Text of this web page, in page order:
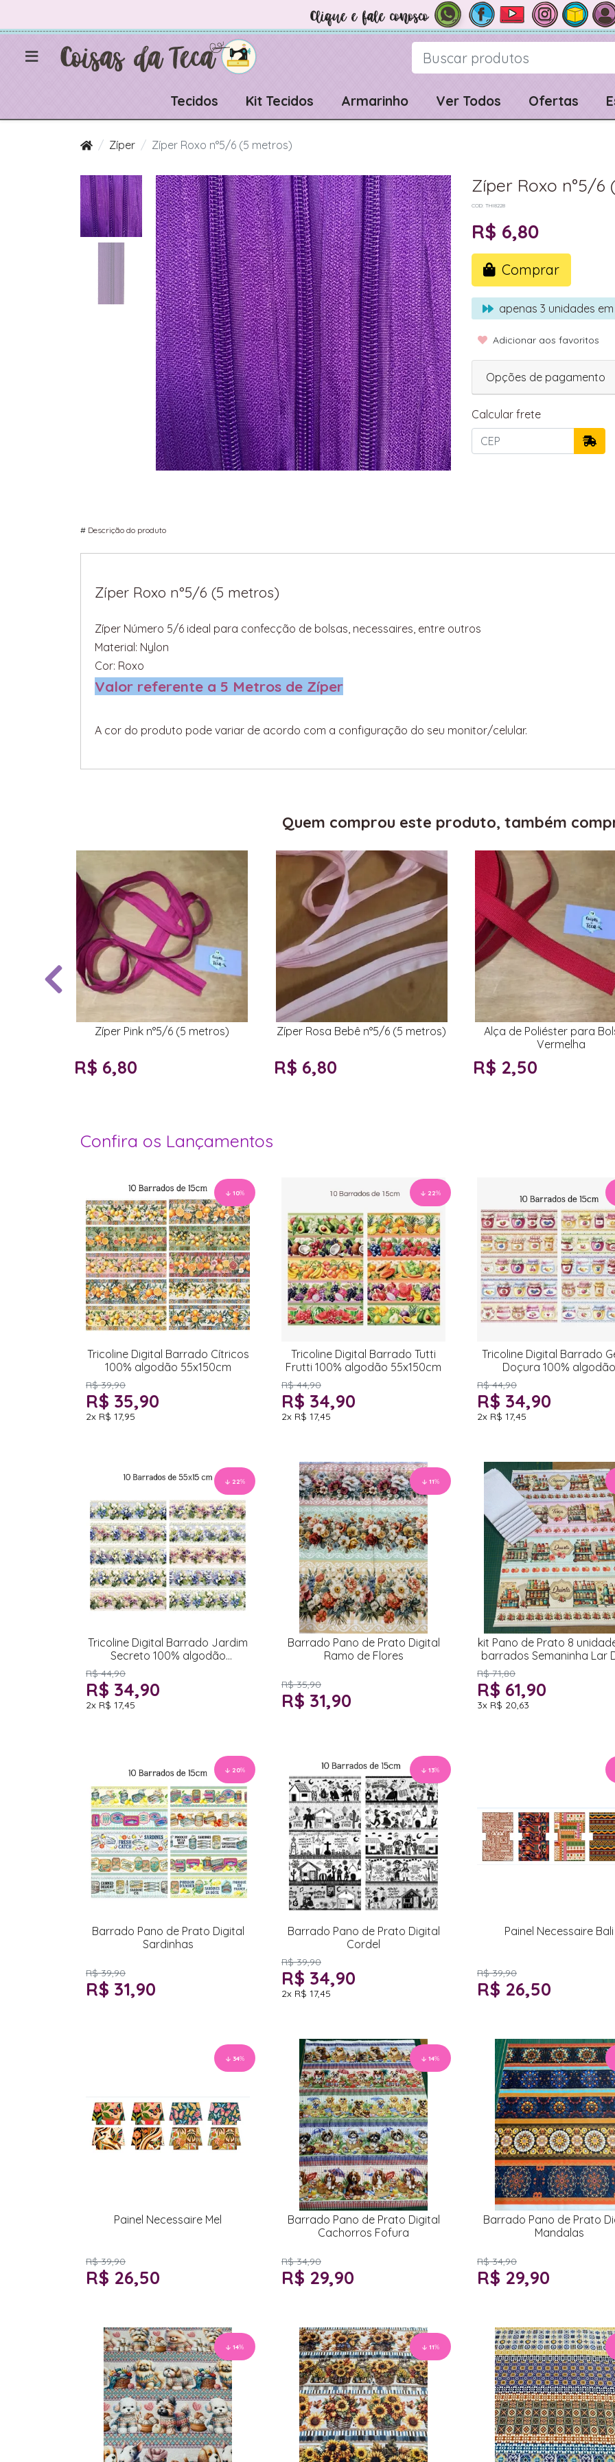
Tecidos Kit Tecidos Armarinho Ver Todos Ofertas
Zíper Zíper Roxo n°5/6 (5 metros)
Zíper Roxo n°5/6
COD: THI8228
R$ 6,80
Comprar
apenas 3 unidades
Adicionar aos favoritos
Opções de pagamento
Calcular frete
# Descrição do produto
Zíper Roxo n°5/6 (5 metros)
Zíper Número 5/6 ideal para confecção de bolsas, necessaires, entre outros
Material: Nylon
Cor: Roxo
Valor referente a 5 Metros de Zíper
A cor do produto pode variar de acordo com a configuração do seu monitor/celular.
Quem comprou este produto, também
Zíper Pink n°5/6 (5 metros)
R$ 6,80
Zíper Rosa Bebê n°5/6 (5 metros)
R$ 6,80
Alça de Poliéster para
Vermelha
R$ 2,50
Confira os Lançamentos
10%
Tricoline Digital Barrado Cítricos
100% algodão 55x150cm
R$ 39,90
R$ 35,90
2x R$ 17,95
22%
Tricoline Digital Barrado Tutti
Frutti 100% algodão 55x150cm
R$ 44,90
R$ 34,90
2x R$ 17,45
Tricoline Digital Barrado
Doçura 100% algodão
R$ 44,90
R$ 34,90
2x R$ 17,45
22%
Tricoline Digital Barrado Jardim
Secreto 100% algodão
R$ 44,90
R$ 34,90
2x R$ 17,45
11%
Barrado Pano de Prato Digital
Ramo de Flores
R$ 35,90
R$ 31,90
kit Pano de Prato 8
barrados Semaninha Lar
R$ 71,80
R$ 61,90
3x R$ 20,63
20%
Barrado Pano de Prato Digital
Sardinhas
R$ 39,90
R$ 31,90
13%
Barrado Pano de Prato Digital
Cordel
R$ 39,90
R$ 34,90
2x R$ 17,45
Painel Necessaire Bali
R$ 39,90
R$ 26,50
34%
Painel Necessaire Mel
R$ 39,90
R$ 26,50
14%
Barrado Pano de Prato Digital
Cachorros Fofura
R$ 34,90
R$ 29,90
Barrado Pano de Prato
Mandalas
R$ 34,90
R$ 29,90
14% 11%